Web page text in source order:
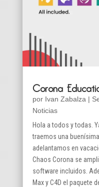
Corona
por Ivan Zabalza |
Noticias
Hola a todos y todas.
traemos una
adelantamos en
Chaos Corona se
software incluidos.
Max y C4D el paquete